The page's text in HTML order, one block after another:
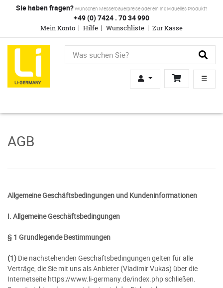
Sie haben fragen?Wünschen Messerbauerpreise oder ein individuelles Produkt?
+49 (0) 7424 . 70 34 990
Mein Konto Hilfe Wunschliste Zur Kasse
☰
AGB
Allgemeine Geschäftsbedingungen und Kundeninformationen
I. Allgemeine Geschäftsbedingungen
§ 1 Grundlegende Bestimmungen
(1) Die nachstehenden Geschäftsbedingungen gelten für alle
Verträge, die Sie mit uns als Anbieter (Vladimir Vukas) über die
Internetseite https://www.li-germany.de/index.php schließen.